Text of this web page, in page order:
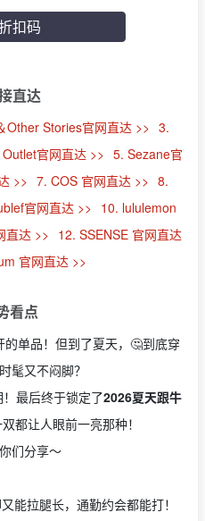
扣码
直达
Other Stories官网直达 >> 3.
官网直达 >> 5. Sezane官
>> 7. COS 官网直达 >> 8.
官网直达 >> 10. lululemon
直达 >> 12. SSENSE 官网直达
官网直达 >>
看点
单品！但到了夏天，🤔到底穿
髦又不闷脚？
最后终于锁定了2026夏天跟牛
都让人眼前一亮那种！
们分享～
能拉腿长，通勤约会都能打！